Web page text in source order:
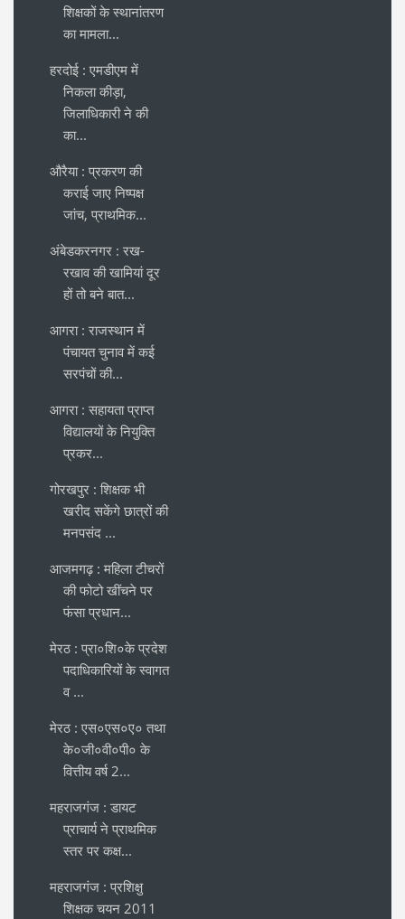
शिक्षकों के स्थानांतरण
का मामला...
हरदोई : एमडीएम में
निकला कीड़ा,
जिलाधिकारी ने की
का...
औरैया : प्रकरण की
कराई जाए निष्पक्ष
जांच, प्राथमिक...
अंबेडकरनगर : रख-
रखाव की खामियां दूर
हों तो बने बात...
आगरा : राजस्थान में
पंचायत चुनाव में कई
सरपंचों की...
आगरा : सहायता प्राप्त
विद्यालयों के नियुक्ति
प्रकर...
गोरखपुर : शिक्षक भी
खरीद सकेंगे छात्रों की
मनपसंद ...
आजमगढ़ : महिला टीचरों
की फोटो खींचने पर
फंसा प्रधान...
मेरठ : प्रा०शि०के प्रदेश
पदाधिकारियों के स्वागत
व ...
मेरठ : एस०एस०ए० तथा
के०जी०वी०पी० के
वित्तीय वर्ष 2...
महराजगंज : डायट
प्राचार्य ने प्राथमिक
स्तर पर कक्ष...
महराजगंज : प्रशिक्षु
शिक्षक चयन 2011